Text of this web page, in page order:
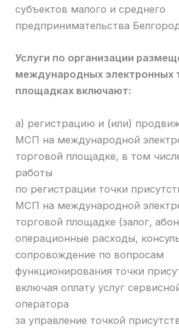
субъектов малого и среднего
предпринимательства
Услуги по организации
международных электронных
площадках включают:
а) регистрацию и (или)
МСП на международной
торговой площадке, в том
работы
по регистрации точки
МСП на международной
торговой площадке (залог,
операционные расходы,
сопровождение по вопросам
функционирования точки
включая оплату услуг
оператора
за управление точкой